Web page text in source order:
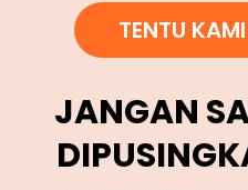
TENTU
JANGAN